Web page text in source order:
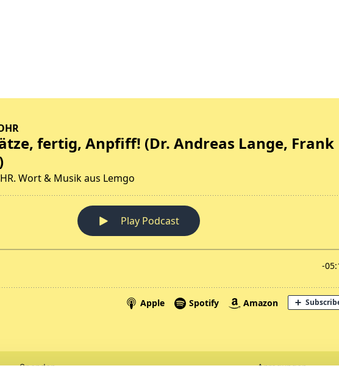
Spenden Anregungen